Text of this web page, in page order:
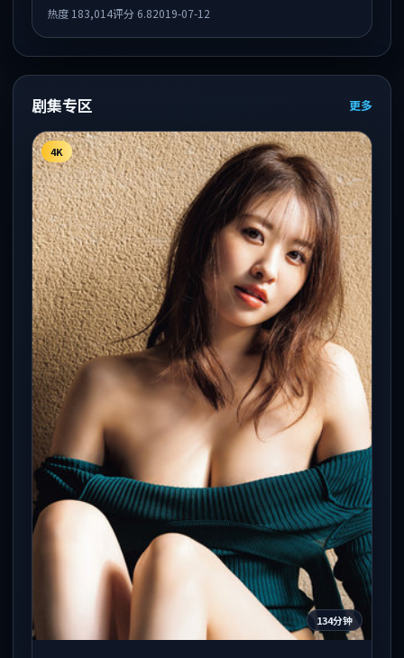
热度 183,014评分 6.82019-07-12
剧集专区 更多
4K
134分钟